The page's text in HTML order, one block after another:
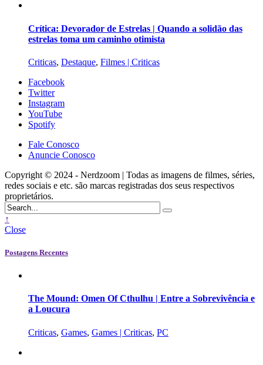
Crítica: Devorador de Estrelas | Quando a solidão das
estrelas toma um caminho otimista
Criticas, Destaque, Filmes | Criticas
Facebook
Twitter
Instagram
YouTube
Spotify
Fale Conosco
Anuncie Conosco
Copyright © 2024 - Nerdzoom | Todas as imagens de filmes, séries,
redes sociais e etc. são marcas registradas dos seus respectivos
proprietários.
↑
Close
Postagens Recentes
The Mound: Omen Of Cthulhu | Entre a Sobrevivência e
a Loucura
Criticas, Games, Games | Criticas, PC